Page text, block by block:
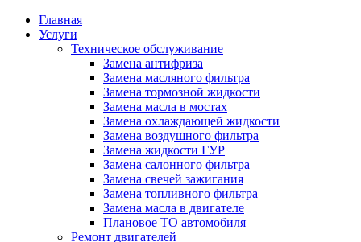
Главная
Услуги
Техническое обслуживание
Замена антифриза
Замена масляного фильтра
Замена тормозной жидкости
Замена масла в мостах
Замена охлаждающей жидкости
Замена воздушного фильтра
Замена жидкости ГУР
Замена салонного фильтра
Замена свечей зажигания
Замена топливного фильтра
Замена масла в двигателе
Плановое ТО автомобиля
Ремонт двигателей